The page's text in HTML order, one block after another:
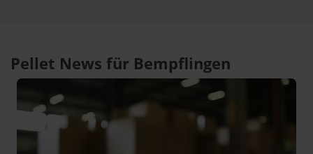
Pellet News für Bempflingen